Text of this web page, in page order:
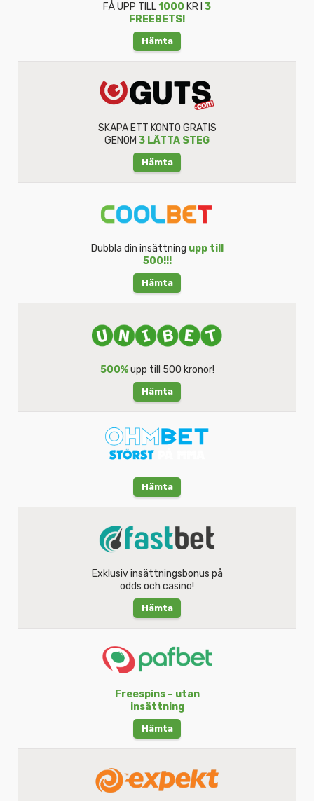
FÅ UPP TILL1000 KR I 3
FREEBETS!
Hämta
SKAPA ETT KONTO GRATIS
GENOM 3 LÄTTA STEG
Hämta
Dubbla din insättning upp till
500!!!
Hämta
500%upp till 500 kronor!
Hämta
Hämta
Exklusiv insättningsbonus på
odds och casino!
Hämta
Freespins – utan
insättning
Hämta